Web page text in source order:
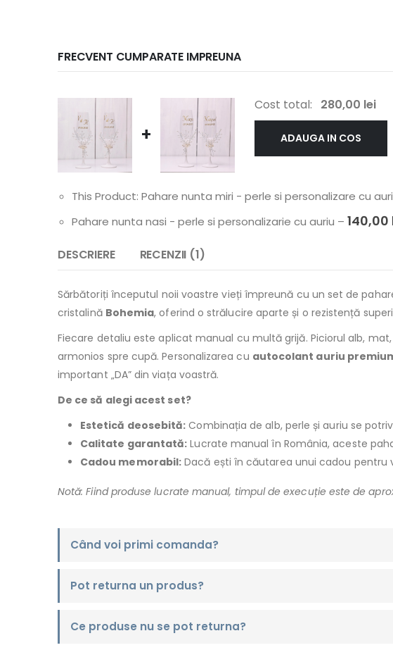
FRECVENT CUMPARATE IMPREUNA
+
Cost total: 280,00 lei
ADAUGA IN COS
This Product: Pahare nunta miri - perle si personalizare cu
Pahare nunta nasi - perle si personalizarie cu auriu – 140,00
DESCRIERE RECENZII (1)
Sărbătoriți începutul noii voastre vieți împreună cu un set de
cristalină Bohemia, oferind o strălucire aparte și o rezistență
Fiecare detaliu este aplicat manual cu multă grijă. Piciorul alb,
armonios spre cupă. Personalizarea cu autocolant auriu
important „DA” din viața voastră.
De ce să alegi acest set?
Estetică deosebită: Combinația de alb, perle și auriu se
Calitate garantată: Lucrate manual în România, aceste
Cadou memorabil: Dacă ești în căutarea unui cadou pentru
Notă: Fiind produse lucrate manual, timpul de execuție este de
Când voi primi comanda?
Pot returna un produs?
Ce produse nu se pot returna?